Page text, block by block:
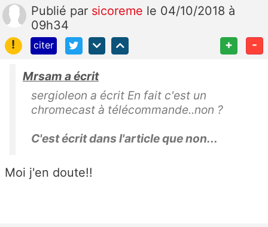
Publié par sicoreme le 04/10/2018 à
09h34
!
citer + -
Mrsam a écrit
sergioleon a écrit En fait c'est un
chromecast à télécommande..non ?
C'est écrit dans l'article que non...
Moi j'en doute!!